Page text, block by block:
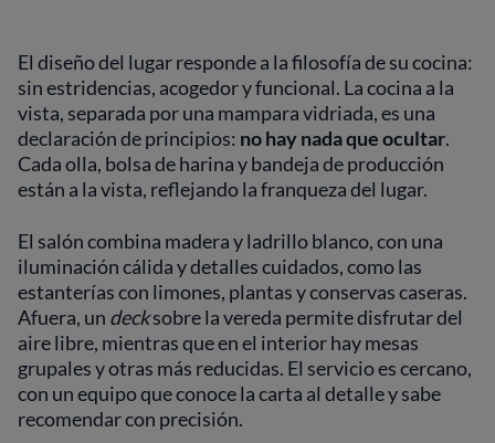
El diseño del lugar responde a la filosofía de su cocina:
sin estridencias, acogedor y funcional. La cocina a la
vista, separada por una mampara vidriada, es una
declaración de principios: no hay nada que ocultar.
Cada olla, bolsa de harina y bandeja de producción
están a la vista, reflejando la franqueza del lugar.
El salón combina madera y ladrillo blanco, con una
iluminación cálida y detalles cuidados, como las
estanterías con limones, plantas y conservas caseras.
Afuera, un decksobre la vereda permite disfrutar del
aire libre, mientras que en el interior hay mesas
grupales y otras más reducidas. El servicio es cercano,
con un equipo que conoce la carta al detalle y sabe
recomendar con precisión.